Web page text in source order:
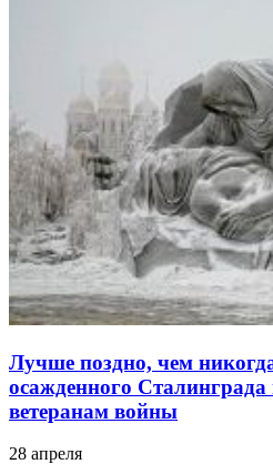
Лучше поздно, чем
осажденного
ветеранам войны
28 апреля